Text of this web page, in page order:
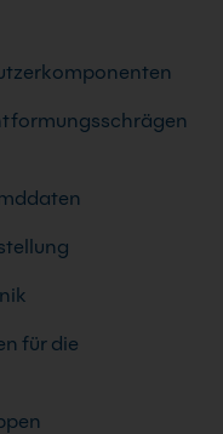
für die